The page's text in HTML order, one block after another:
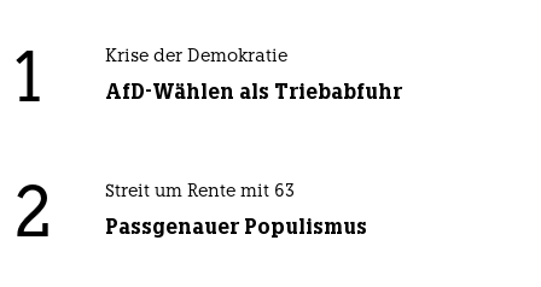
1 Krise der Demokratie
AfD-Wählen als Triebabfuhr
2 Streit um Rente mit 63
Passgenauer Populismus